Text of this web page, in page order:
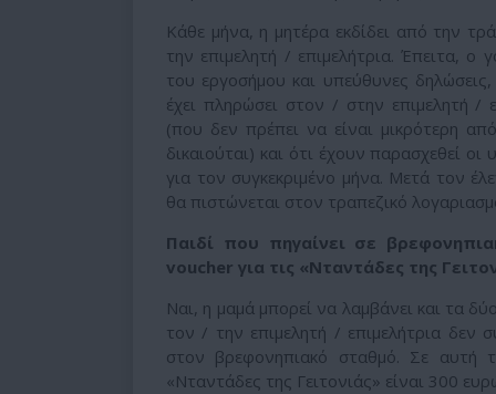
Κάθε μήνα, η μητέρα εκδίδει από την
την επιμελητή / επιμελήτρια. Έπειτα,
του εργοσήμου και υπεύθυνες
έχει πληρώσει στον / στην επιμελητή /
(που δεν πρέπει να είναι μικρότερη
δικαιούται) και ότι έχουν παρασχεθεί
για τον συγκεκριμένο μήνα. Μετά τον
θα πιστώνεται στον τραπεζικό
Παιδί που πηγαίνει σε
voucher για τις «Νταντάδες της
Ναι, η μαμά μπορεί να λαμβάνει και τα
τον / την επιμελητή / επιμελήτρια δεν
στον βρεφονηπιακό σταθμό. Σε αυτή
«Νταντάδες της Γειτονιάς» είναι 300